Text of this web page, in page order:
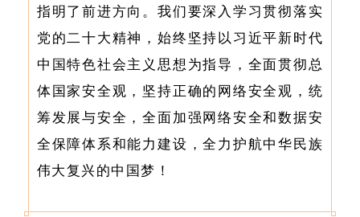
指明了前进方向。我们要深入学习贯彻落实
党的二十大精神，始终坚持以习近平新时代
中国特色社会主义思想为指导，全面贯彻总
体国家安全观，坚持正确的网络安全观，统
筹发展与安全，全面加强网络安全和数据安
全保障体系和能力建设，全力护航中华民族
伟大复兴的中国梦！